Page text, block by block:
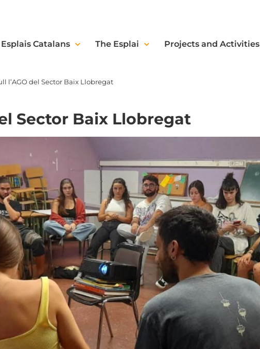
Esplais Catalans The Esplai Projects and Activities
l’AGO del Sector Baix Llobregat
Sector Baix Llobregat